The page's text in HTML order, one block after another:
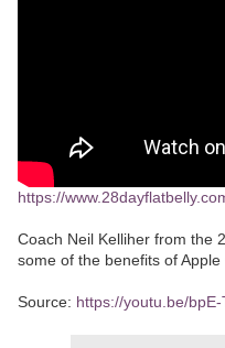
https://
Coach Neil Kelliher from the
some of the benefits of
Source: https://youtu.be/